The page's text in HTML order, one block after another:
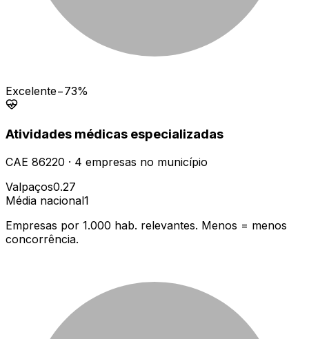
Excelente−73%
Atividades médicas especializadas
CAE 86220 · 4 empresas no município
Valpaços0.27
Média nacional1
Empresas por 1.000 hab. relevantes. Menos = menos
concorrência.